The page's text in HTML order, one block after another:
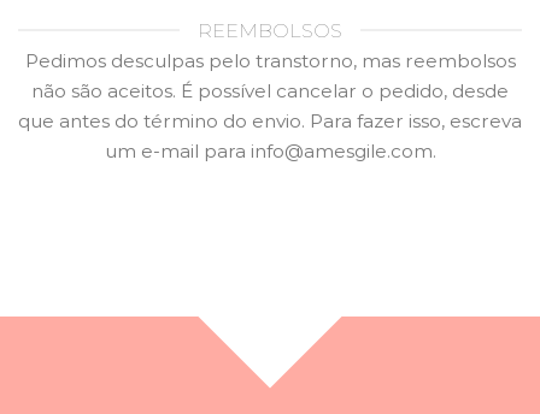
REEMBOLSOS
Pedimos desculpas pelo transtorno, mas reembolsos
não são aceitos. É possível cancelar o pedido, desde
que antes do término do envio. Para fazer isso, escreva
um e-mail para info@amesgile.com.